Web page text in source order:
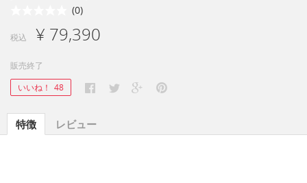
(0)
税込 ¥ 79,390
販売終了
いいね！ 48
特徴 レビュー